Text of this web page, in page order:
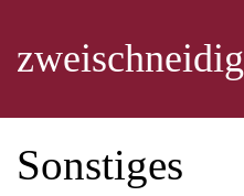
content
zweischneidig
Sonstiges